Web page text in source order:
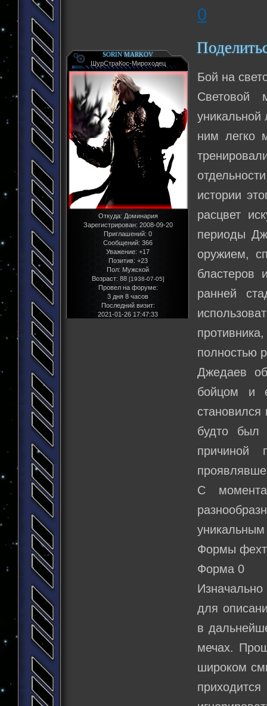
0
SORIN MARKOV
ШурСтраКос-Мироходец
Откуда: Доминария
Зарегистрирован: 2008-09-20
Приглашений: 0
Сообщений: 366
Уважение: +17
Позитив: +23
Пол: Мужской
Возраст: 88 [1938-07-05]
Провел на форуме:
3 дня 8 часов
Последний визит:
2021-01-26 17:47:33
Бой на
Световой
уникальной
ним легко
истории
расцвет
периоды
оружием,
бластеров
ранней
полностью
Джедаев
бойцом и
становился
будто был
причиной
С момента
Формы
Форма 0
для
в
мечах.
широком